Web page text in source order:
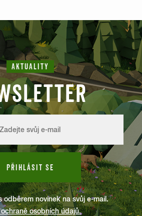
AKTUALITY
PŘIHLÁSIT SE
odběrem novinek na svůj e-mail.
osobních údajů.